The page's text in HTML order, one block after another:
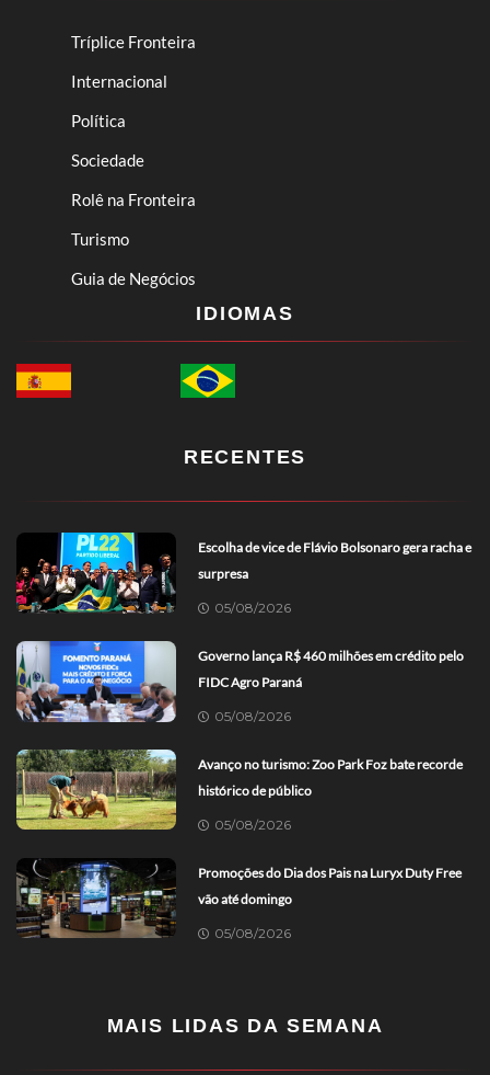
Tríplice Fronteira
Internacional
Política
Sociedade
Rolê na Fronteira
Turismo
Guia de Negócios
IDIOMAS
RECENTES
Escolha de vice de Flávio Bolsonaro gera racha e
surpresa
05/08/2026
Governo lança R$ 460 milhões em crédito pelo
FIDC Agro Paraná
05/08/2026
Avanço no turismo: Zoo Park Foz bate recorde
histórico de público
05/08/2026
Promoções do Dia dos Pais na Luryx Duty Free
vão até domingo
05/08/2026
MAIS LIDAS DA SEMANA